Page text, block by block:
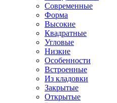
Современные
Форма
Высокие
Квадратные
Угловые
Низкие
Особенности
Встроенные
Из кладовки
Закрытые
Открытые